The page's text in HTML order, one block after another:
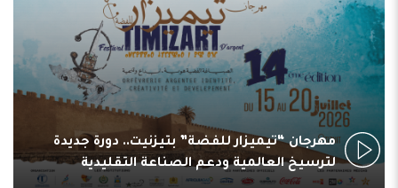
مهرجان “تيميزار للفضة” بتيزنيت.. دورة جديدة
لترسيخ العالمية ودعم الصناعة التقليدية